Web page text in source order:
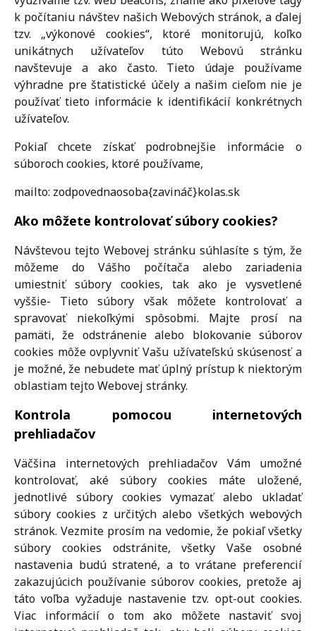
k počítaniu návštev našich Webových stránok, a ďalej
tzv. „výkonové cookies“, ktoré monitorujú, koľko
unikátnych užívateľov túto Webovú stránku
navštevuje a ako často. Tieto údaje používame
výhradne pre štatistické účely a našim cieľom nie je
používať tieto informácie k identifikácií konkrétnych
užívateľov.
Pokiaľ chcete získať podrobnejšie informácie o
súboroch cookies, ktoré používame,
mailto: zodpovednaosoba{zavináč}kolas.sk
Ako môžete kontrolovať súbory cookies?
Návštevou tejto Webovej stránku súhlasíte s tým, že
môžeme do Vášho počítača alebo zariadenia
umiestniť súbory cookies, tak ako je vysvetlené
vyššie- Tieto súbory však môžete kontrolovať a
spravovať niekoľkými spôsobmi. Majte prosí na
pamäti, že odstránenie alebo blokovanie súborov
cookies môže ovplyvniť Vašu užívateľskú skúsenosť a
je možné, že nebudete mať úplný prístup k niektorým
oblastiam tejto Webovej stránky.
Kontrola pomocou internetových
prehliadačov
Väčšina internetových prehliadačov Vám umožné
kontrolovať, aké súbory cookies máte uložené,
jednotlivé súbory cookies vymazať alebo ukladať
súbory cookies z určitých alebo všetkých webových
stránok. Vezmite prosím na vedomie, že pokiaľ všetky
súbory cookies odstránite, všetky Vaše osobné
nastavenia budú stratené, a to vrátane preferencií
zakazujúcich používanie súborov cookies, pretože aj
táto voľba vyžaduje nastavenie tzv. opt-out cookies.
Viac informácií o tom ako môžete nastaviť svoj